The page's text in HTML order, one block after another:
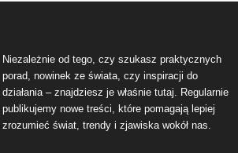
Niezależnie od tego, czy szukasz praktycznych
porad, nowinek ze świata, czy inspiracji do
działania – znajdziesz je właśnie tutaj. Regularnie
publikujemy nowe treści, które pomagają lepiej
zrozumieć świat, trendy i zjawiska wokół nas.